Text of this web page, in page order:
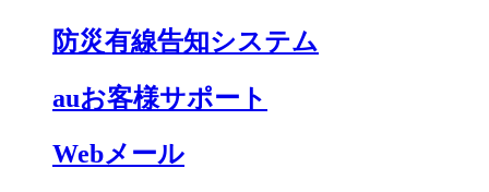
防災有線告知システム
auお客様サポート
Webメール